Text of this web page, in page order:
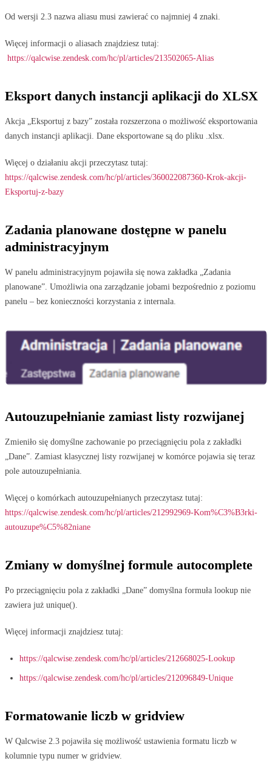
Od wersji 2.3 nazwa aliasu musi zawierać co najmniej 4 znaki.
Więcej informacji o aliasach znajdziesz tutaj:
https://qalcwise.zendesk.com/hc/pl/articles/213502065-Alias
Eksport danych instancji aplikacji do XLSX
Akcja „Eksportuj z bazy” została rozszerzona o możliwość eksportowania
danych instancji aplikacji. Dane eksportowane są do pliku .xlsx.
Więcej o działaniu akcji przeczytasz tutaj:
https://qalcwise.zendesk.com/hc/pl/articles/360022087360-Krok-akcji-
Eksportuj-z-bazy
Zadania planowane dostępne w panelu
administracyjnym
W panelu administracyjnym pojawiła się nowa zakładka „Zadania
planowane”. Umożliwia ona zarządzanie jobami bezpośrednio z poziomu
panelu – bez konieczności korzystania z internala.
Autouzupełnianie zamiast listy rozwijanej
Zmieniło się domyślne zachowanie po przeciągnięciu pola z zakładki
„Dane”. Zamiast klasycznej listy rozwijanej w komórce pojawia się teraz
pole autouzupełniania.
Więcej o komórkach autouzupełnianych przeczytasz tutaj:
https://qalcwise.zendesk.com/hc/pl/articles/212992969-Kom%C3%B3rki-
autouzupe%C5%82niane
Zmiany w domyślnej formule autocomplete
Po przeciągnięciu pola z zakładki „Dane” domyślna formuła lookup nie
zawiera już unique().
Więcej informacji znajdziesz tutaj:
https://qalcwise.zendesk.com/hc/pl/articles/212668025-Lookup
https://qalcwise.zendesk.com/hc/pl/articles/212096849-Unique
Formatowanie liczb w gridview
W Qalcwise 2.3 pojawiła się możliwość ustawienia formatu liczb w
kolumnie typu numer w gridview.